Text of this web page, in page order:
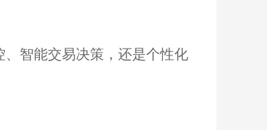
智能交易决策，还是个性化